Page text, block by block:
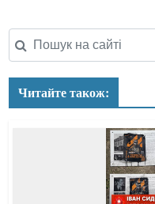
Читайте також: